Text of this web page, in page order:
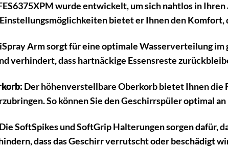
wurde entwickelt, um sich nahtlos in
bietet er Ihnen den Komfort,
Arm sorgt für eine optimale Wasserverteilung
verhindert, dass hartnäckige Essensreste
Der höhenverstellbare Oberkorb bietet Ihnen die
So können Sie den Geschirrspüler optimal
Die SoftSpikes und SoftGrip Halterungen sorgen dafür,
dass das Geschirr verrutscht oder beschädigt